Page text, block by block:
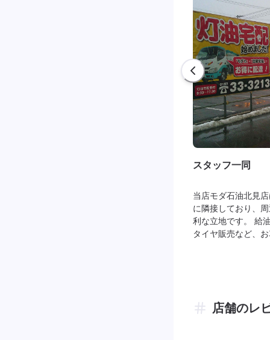
スタッフ一同
当店モダ石油北見
に隣接しており、
利な立地です。 給
タイヤ販売など、
店舗のレ